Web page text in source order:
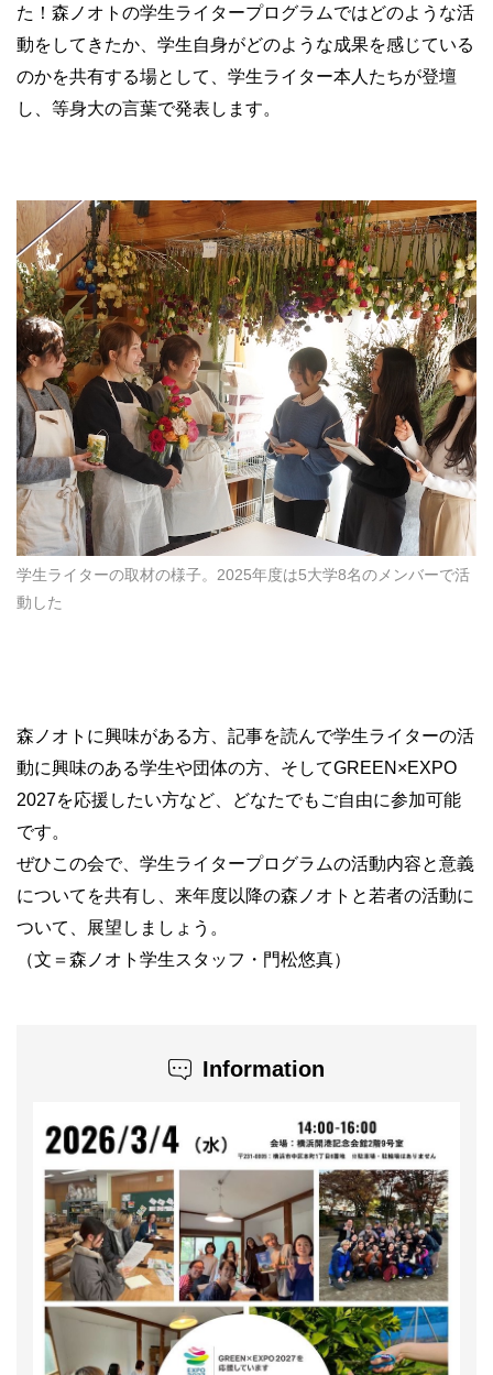
た！森ノオトの学生ライタープログラムではどのような活
動をしてきたか、学生自身がどのような成果を感じている
のかを共有する場として、学生ライター本人たちが登壇
し、等身大の言葉で発表します。
学生ライターの取材の様子。2025年度は5大学8名のメンバーで活
動した
森ノオトに興味がある方、記事を読んで学生ライターの活
動に興味のある学生や団体の方、そしてGREEN×EXPO
2027を応援したい方など、どなたでもご自由に参加可能
です。
ぜひこの会で、学生ライタープログラムの活動内容と意義
についてを共有し、来年度以降の森ノオトと若者の活動に
ついて、展望しましょう。
（文＝森ノオト学生スタッフ・門松悠真）
Information